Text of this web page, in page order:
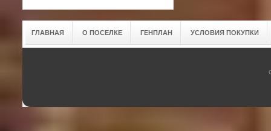
ГЛАВНАЯ О ПОСЕЛКЕ ГЕНПЛАН УСЛОВИЯ ПОКУПКИ